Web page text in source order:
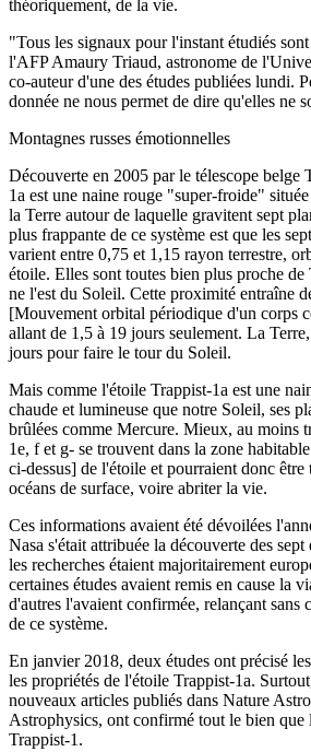
théoriquement, de la vie.
"Tous les signaux pour l'instant étudiés
l'AFP Amaury Triaud, astronome de
co-auteur d'une des études publiées lundi.
donnée ne nous permet de dire qu'elles ne
Montagnes russes émotionnelles
Découverte en 2005 par le télescope belge
1a est une naine rouge "super-froide"
la Terre autour de laquelle gravitent sept
plus frappante de ce système est que les
varient entre 0,75 et 1,15 rayon terrestre,
étoile. Elles sont toutes bien plus proche
ne l'est du Soleil. Cette proximité entraîne
[Mouvement orbital périodique d'un corps
allant de 1,5 à 19 jours seulement. La
jours pour faire le tour du Soleil.
Mais comme l'étoile Trappist-1a est une
chaude et lumineuse que notre Soleil, ses
brûlées comme Mercure. Mieux, au moins
1e, f et g- se trouvent dans la zone
ci-dessus] de l'étoile et pourraient donc être
océans de surface, voire abriter la vie.
Ces informations avaient été dévoilées
Nasa s'était attribuée la découverte des
les recherches étaient majoritairement
certaines études avaient remis en cause la
d'autres l'avaient confirmée, relançant sans
de ce système.
En janvier 2018, deux études ont précisé
les propriétés de l'étoile Trappist-1a.
nouveaux articles publiés dans Nature
Astrophysics, ont confirmé tout le bien que
Trappist-1.